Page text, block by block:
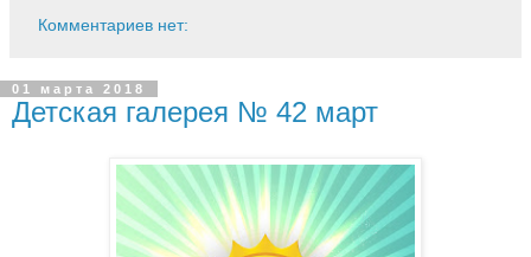
Комментариев нет:
01 марта 2018
Детская галерея № 42 март